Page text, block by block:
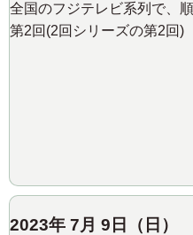
全国のフジテレビ系列で、
第2回(2回シリーズの第2回)
2023年 7月 9日（日）